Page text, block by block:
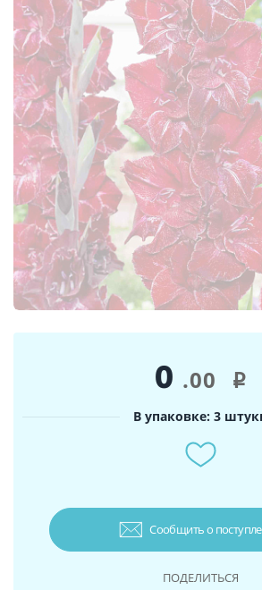
0 .00 i
В упаковке: 3
Сообщить о
ПОДЕЛИТЬСЯ